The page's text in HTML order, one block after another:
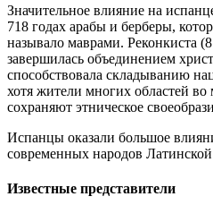
Значительное влияние на
718 годах арабы и берберы,
называло маврами. Реконкиста
завершилась объединением
способствовала складыванию
хотя жители многих областей во
сохраняют этническое
Испанцы оказали большое
современных народов
Известные представители